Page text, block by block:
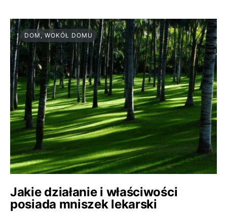
DOM, WOKÓŁ DOMU
Jakie działanie i właściwości
posiada mniszek lekarski